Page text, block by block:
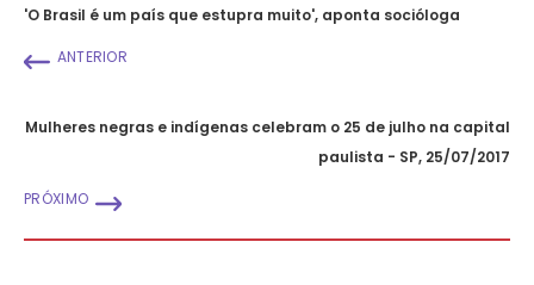
'O Brasil é um país que estupra muito', aponta socióloga
ANTERIOR
Mulheres negras e indígenas celebram o 25 de julho na capital
paulista - SP, 25/07/2017
PRÓXIMO